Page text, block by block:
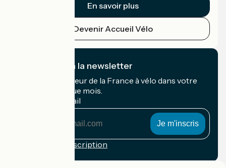
En savoir plus
Devenir Accueil Vélo
Je m'abonne à la newsletter
Recevez le meilleur de la France à vélo dans votre
boîte mail chaque mois.
Mon adresse mail
Conditions d'inscription